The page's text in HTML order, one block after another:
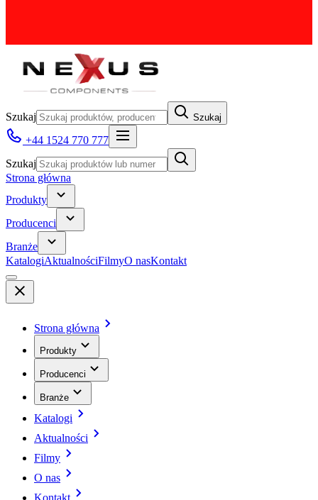
Szukaj Szukaj
+44 1524 770 777
Szukaj
Strona główna
Produkty
Producenci
Branże
KatalogiAktualnościFilmyO nasKontakt
Strona główna
Produkty
Producenci
Branże
Katalogi
Aktualności
Filmy
O nas
Kontakt